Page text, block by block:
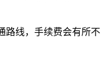
路线，手续费会有所不